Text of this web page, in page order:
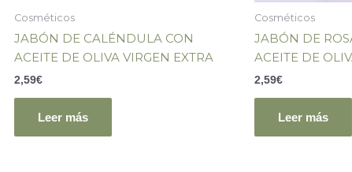
Cosméticos
JABÓN DE CALÉNDULA CON
ACEITE DE OLIVA VIRGEN EXTRA
2,59€
Leer más
Cosméticos
JABÓN DE
ACEITE DE
2,59€
Leer más